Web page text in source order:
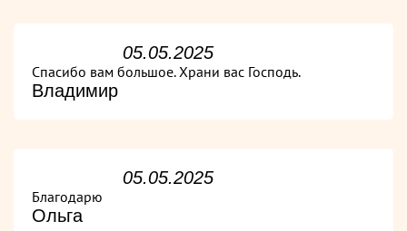
05.05.2025
Спасибо вам большое. Храни вас Господь.
Владимир
05.05.2025
Благодарю
Ольга